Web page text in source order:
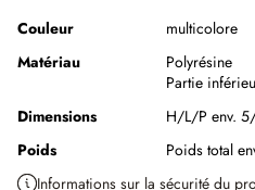
Couleur
multicolore
Matériau
Polyrésine
Partie
Dimensions
H/L/P env.
Poids
Poids total
Informations sur la sécurité du